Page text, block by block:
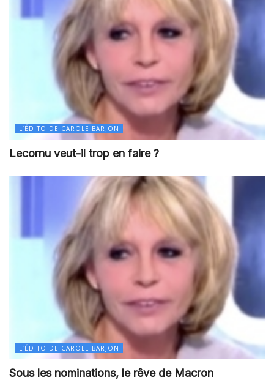
L’ÉDITO DE CAROLE BARJON
Lecornu veut-il trop en faire ?
L’ÉDITO DE CAROLE BARJON
Sous les nominations, le rêve de Macron